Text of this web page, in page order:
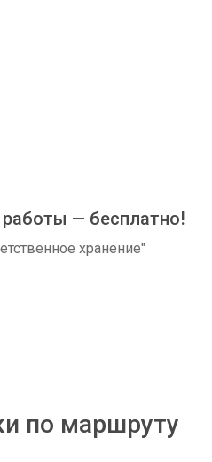
работы — бесплатно!
хранение"
по маршруту